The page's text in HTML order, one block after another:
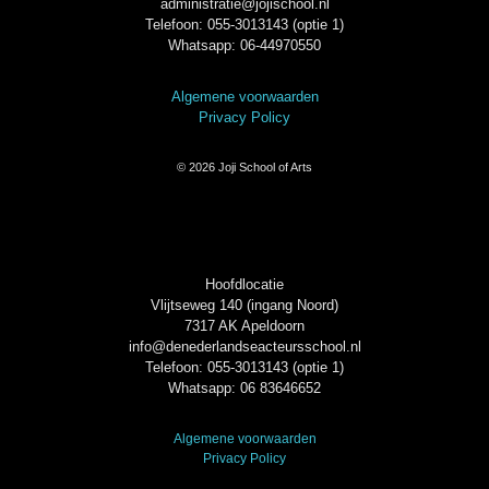
administratie@jojischool.nl
Telefoon: 055-3013143 (optie 1)
Whatsapp: 06-44970550
Algemene voorwaarden
Privacy Policy
© 2026 Joji School of Arts
Hoofdlocatie
Vlijtseweg 140 (ingang Noord)
7317 AK Apeldoorn
info@denederlandseacteursschool.nl
Telefoon: 055-3013143 (optie 1)
Whatsapp: 06 83646652
Algemene voorwaarden
Privacy Policy